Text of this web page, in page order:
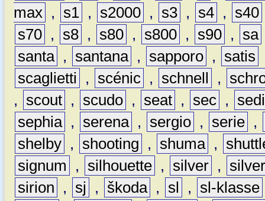
max , s1 , s2000 , s3 , s4 , s40
s70 , s8 , s80 , s800 , s90 , sa
santa , santana , sapporo , satis
scaglietti
, scénic , schnell ,
,
scout , scudo , seat , sec ,
sephia , serena , sergio , serie ,
shelby , shooting , shuma ,
signum
, silhouette , silver ,
sirion
, sj , škoda , sl , sl-klasse